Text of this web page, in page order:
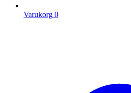
Varukorg 0